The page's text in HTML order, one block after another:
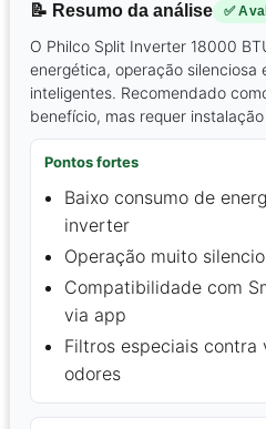
📝 Resumo da análise ✅
O Philco Split Inverter 18000
energética, operação silenciosa
inteligentes. Recomendado
benefício, mas requer
Pontos fortes
Baixo consumo de
inverter
Operação muito
Compatibilidade com
via app
Filtros especiais contra
odores